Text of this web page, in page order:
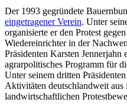
Der 1993 gegründete
eingetragener Verein. Unter
organisierte er den Protest
Wiedereinrichter in der
Präsidenten Karsten Jennerjahn
agrarpolitisches Programm für
Unter seinem dritten
Aktivitäten deutschlandweit aus
landwirtschaftlichen